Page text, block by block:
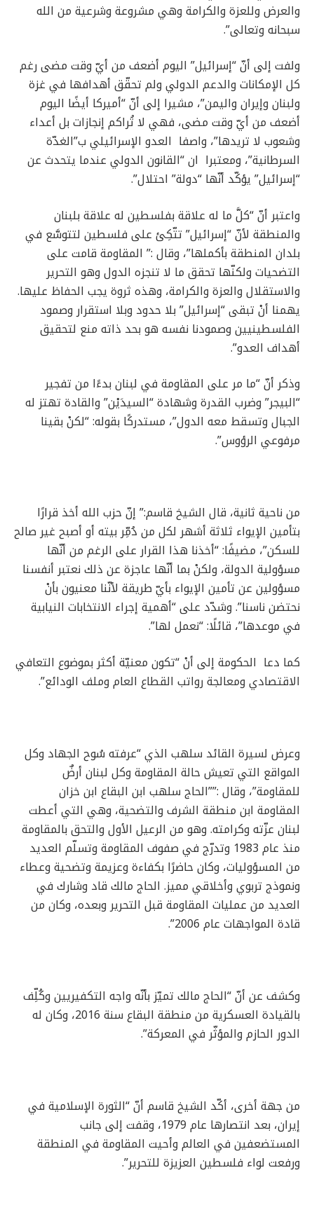
والعرض وللعزة والكرامة وهي مشروعة وشرعية من الله
سبحانه وتعالى”.
ولفت إلى أنّ “إسرائيل” اليوم أضعف من أيّ وقت مضى رغم
كل الإمكانات والدعم الدولي ولم تحقّق أهدافها في غزة
ولبنان وإيران واليمن”، مشيرا إلى أنّ “أميركا أيضًا اليوم
أضعف من أيّ وقت مضى، فهي لا تُراكم إنجازات بل أعداء
وشعوب لا تريدها”، واصفا العدو الإسرائيلي ب”الغدّة
السرطانية”، ومعتبرا ان “القانون الدولي عندما يتحدث عن
“إسرائيل” يؤكّد أنّها “دولة” احتلال”.
واعتبر أنّ “كلَّ ما له علاقة بفلسطين له علاقة بلبنان
والمنطقة لأنّ “إسرائيل” تتّكِئ على فلسطين لتتوسَّع في
بلدان المنطقة بأكملها”، وقال :” المقاومة قامت على
التضحيات ولكنّها تحقق ما لا تنجزه الدول وهو التحرير
والاستقلال والعزة والكرامة، وهذه ثروة يجب الحفاظ عليها.
يهمنا أنْ تبقى “إسرائيل” بلا حدود وبلا استقرار وصمود
الفلسطينيين وصمودنا نفسه هو بحد ذاته منع لتحقيق
أهداف العدو”.
وذكر أنّ “ما مر على المقاومة في لبنان بدءًا من تفجير
“البيجر” وضرب القدرة وشهادة “السيدَيْن” والقادة تهتز له
الجبال وتسقط معه الدول”، مستدركًا بقوله: “لكنْ بقينا
مرفوعي الرؤوس”.
من ناحية ثانية، قال الشيخ قاسم:” إنّ حزب الله أخذ قرارًا
بتأمين الإيواء ثلاثة أشهر لكل من دُمِّر بيته أو أصبح غير صالح
للسكن”، مضيفًا: “أخذنا هذا القرار على الرغم من أنّها
مسؤولية الدولة، ولكنْ بما أنّها عاجزة عن ذلك نعتبر أنفسنا
مسؤولين عن تأمين الإيواء بأيّ طريقة لأنّنا معنيون بأنْ
نحتضن ناسنا”. وشدّد على “أهمية إجراء الانتخابات النيابية
في موعدها”، قائلًا: “نعمل لها”.
كما دعا الحكومة إلى أنْ “تكون معنيّة أكثر بموضوع التعافي
الاقتصادي ومعالجة رواتب القطاع العام وملف الودائع”.
وعرض لسيرة القائد سلهب الذي “عرفته سُوح الجهاد وكل
المواقع التي تعيش حالة المقاومة وكل لبنان أرضٌ
للمقاومة”، وقال :””الحاج سلهب ابن البقاع ابن خزان
المقاومة ابن منطقة الشرف والتضحية، وهي التي أعطت
لبنان عزّته وكرامته. وهو من الرعيل الأول والتحق بالمقاومة
منذ عام 1983 وتدرّج في صفوف المقاومة وتسلّم العديد
من المسؤوليات، وكان حاضرًا بكفاءة وعزيمة وتضحية وعطاء
ونموذج تربوي وأخلاقي مميز. الحاج مالك قاد وشارك في
العديد من عمليات المقاومة قبل التحرير وبعده، وكان من
قادة المواجهات عام 2006”.
وكشف عن أنّ “الحاج مالك تميّز بأنّه واجه التكفيريين وكُلِّف
بالقيادة العسكرية من منطقة البقاع سنة 2016، وكان له
الدور الحازم والمؤثّر في المعركة”.
من جهة أخرى، أكّد الشيخ قاسم أنّ “الثورة الإسلامية في
إيران، بعد انتصارها عام 1979، وقفت إلى جانب
المستضعفين في العالم وأحيت المقاومة في المنطقة
ورفعت لواء فلسطين العزيزة للتحرير”.